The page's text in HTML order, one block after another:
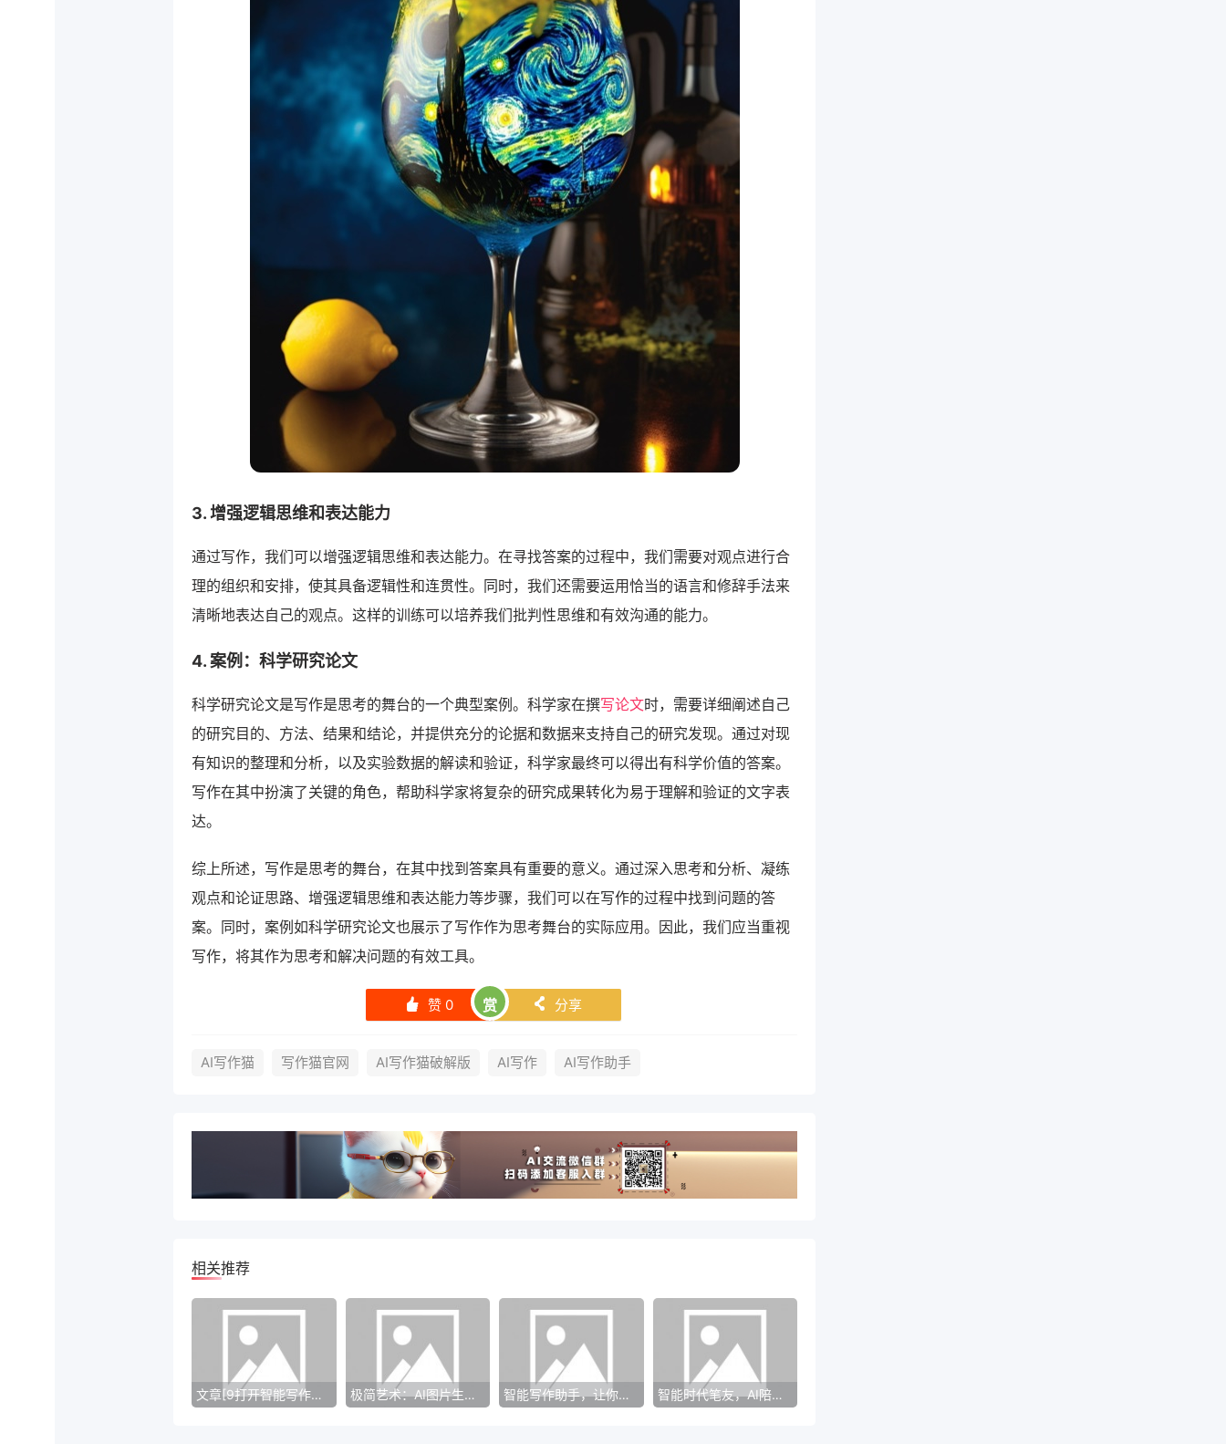
3. 增强逻辑思维和表达能力
通过写作，我们可以增强逻辑思维和表达能力。在寻找答案的过程中，我们需要对观点进行合
理的组织和安排，使其具备逻辑性和连贯性。同时，我们还需要运用恰当的语言和修辞手法来
清晰地表达自己的观点。这样的训练可以培养我们批判性思维和有效沟通的能力。
4. 案例：科学研究论文
科学研究论文是写作是思考的舞台的一个典型案例。科学家在撰写论文时，需要详细阐述自己
的研究目的、方法、结果和结论，并提供充分的论据和数据来支持自己的研究发现。通过对现
有知识的整理和分析，以及实验数据的解读和验证，科学家最终可以得出有科学价值的答案。
写作在其中扮演了关键的角色，帮助科学家将复杂的研究成果转化为易于理解和验证的文字表
达。
综上所述，写作是思考的舞台，在其中找到答案具有重要的意义。通过深入思考和分析、凝练
观点和论证思路、增强逻辑思维和表达能力等步骤，我们可以在写作的过程中找到问题的答
案。同时，案例如科学研究论文也展示了写作作为思考舞台的实际应用。因此，我们应当重视
写作，将其作为思考和解决问题的有效工具。
󰄼 赞 0 赏 󰄯 分享
AI写作猫 写作猫官网 AI写作猫破解版 AI写作 AI写作助手
相关推荐
文章[9打开智能写作助手]——无限创作的智慧源泉 极简艺术：AI图片生成，探索极致简约之美的奥秘！ 智能写作助手，让你的文字更有底蕴 智能时代笔友，AI陪你开启写作探索之旅